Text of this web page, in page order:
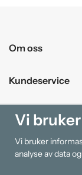
Om oss
Kundeservice
Kjøpesenter
Information
Vi
Vi bruker
analyse av data